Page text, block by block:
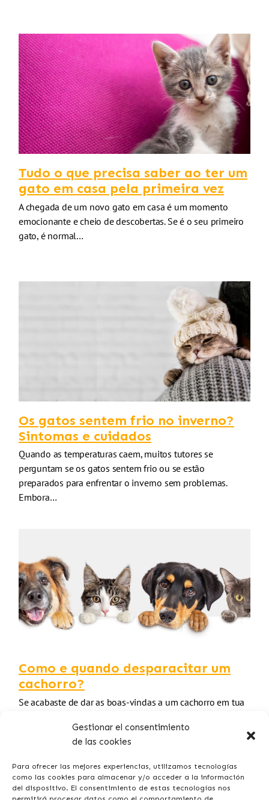
Gestionar el consentimiento
de las cookies
Para ofrecer las mejores experiencias, utilizamos tecnologías
como las cookies para almacenar y/o acceder a la información
del dispositivo. El consentimiento de estas tecnologías nos
Tudo o que precisa saber ao ter um
gato em casa pela primeira vez
A chegada de um novo gato em casa é um momento
emocionante e cheio de descobertas. Se é o seu primeiro
gato, é normal…
Os gatos sentem frio no inverno?
Sintomas e cuidados
Quando as temperaturas caem, muitos tutores se
perguntam se os gatos sentem frio ou se estão
preparados para enfrentar o inverno sem problemas.
Embora…
Como e quando desparacitar um
cachorro?
Se acabaste de dar as boas-vindas a um cachorro em tua
preocupações seja a saúde e…